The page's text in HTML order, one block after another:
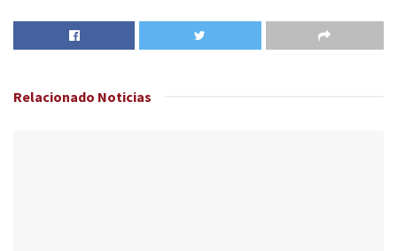
Relacionado Noticias